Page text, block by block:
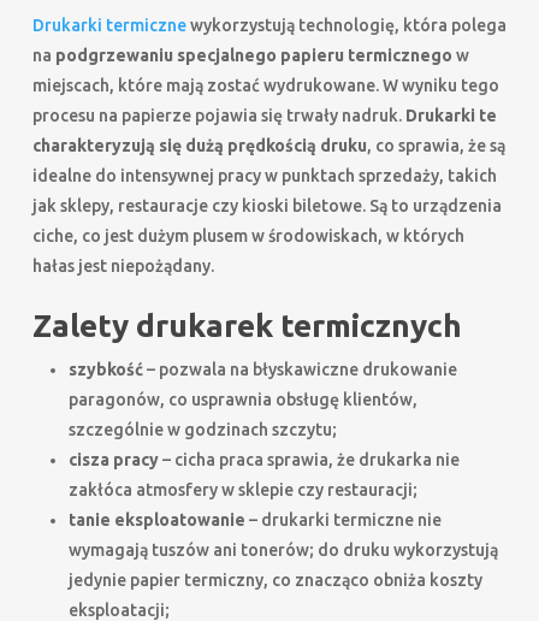
Drukarki termicznewykorzystują technologię, która polega
na podgrzewaniu specjalnego papieru termicznego w
miejscach, które mają zostać wydrukowane. W wyniku tego
procesu na papierze pojawia się trwały nadruk. Drukarki te
charakteryzują się dużą prędkością druku, co sprawia, że są
idealne do intensywnej pracy w punktach sprzedaży, takich
jak sklepy, restauracje czy kioski biletowe. Są to urządzenia
ciche, co jest dużym plusem w środowiskach, w których
hałas jest niepożądany.
Zalety drukarek termicznych
szybkość– pozwala na błyskawiczne drukowanie
paragonów, co usprawnia obsługę klientów,
szczególnie w godzinach szczytu;
cisza pracy– cicha praca sprawia, że drukarka nie
zakłóca atmosfery w sklepie czy restauracji;
tanie eksploatowanie – drukarki termiczne nie
wymagają tuszów ani tonerów; do druku wykorzystują
jedynie papier termiczny, co znacząco obniża koszty
eksploatacji;